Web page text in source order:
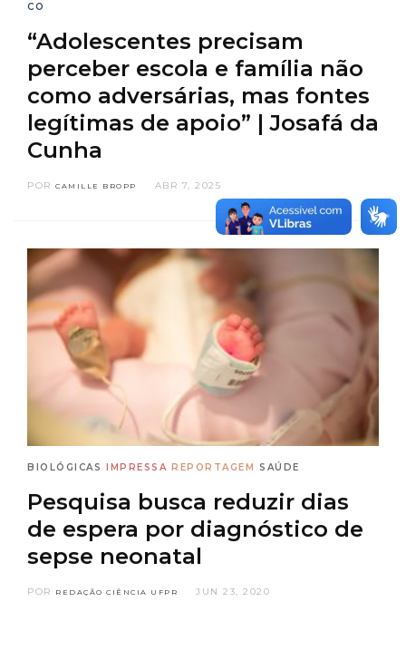
CO
“Adolescentes precisam
perceber escola e família não
como adversárias, mas fontes
legítimas de apoio” | Josafá da
Cunha
POR CAMILLE BROPP ABR 7, 2025
BIOLÓGICAS IMPRESSA REPORTAGEM SAÚDE
Pesquisa busca reduzir dias
de espera por diagnóstico de
sepse neonatal
POR REDAÇÃO CIÊNCIA UFPR JUN 23, 2020